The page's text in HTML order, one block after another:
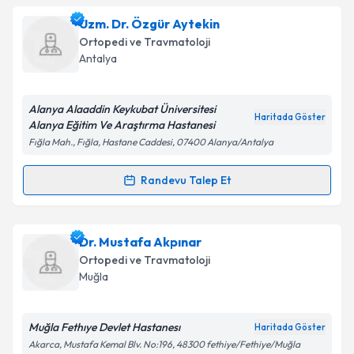
Prof. Dr. Bahtiyar Demiralpiçin randevu takvimi
talebi oluşturun. Size bu uzmandan randevu almanız
için bir takvim hazırlandığında e-posta ile
bilgilendireceğiz.
Kişisel verilerimin işlenmesine ilişkin
Metni'ni okudum ve kişisel verilerimin belirtilen
Takvim Talebini Gönder
Uzm. Dr. Özgür Aytekin
Ortopedi ve Travmatoloji
Antalya
Alanya Alaaddin Keykubat Üniversitesi
Alanya Eğitim Ve Araştırma Hastanesi
Haritada Göster
Fığla Mah., Fığla, Hastane Caddesi, 07400 Alanya/Antalya
Randevu Talep Et
Randevu Takvimi Talebi
Uzm. Dr. Özgür Aytekiniçin randevu takvimi talebi
oluşturun. Size bu uzmandan randevu almanız için bir
takvim hazırlandığında e-posta ile bilgilendireceğiz.
Dr. Mustafa Akpınar
Ortopedi ve Travmatoloji
Muğla
Muğla Fethıye Devlet Hastanesı Haritada Göster
Akarca, Mustafa Kemal Blv. No:196, 48300 fethiye/Fethiye/Muğla